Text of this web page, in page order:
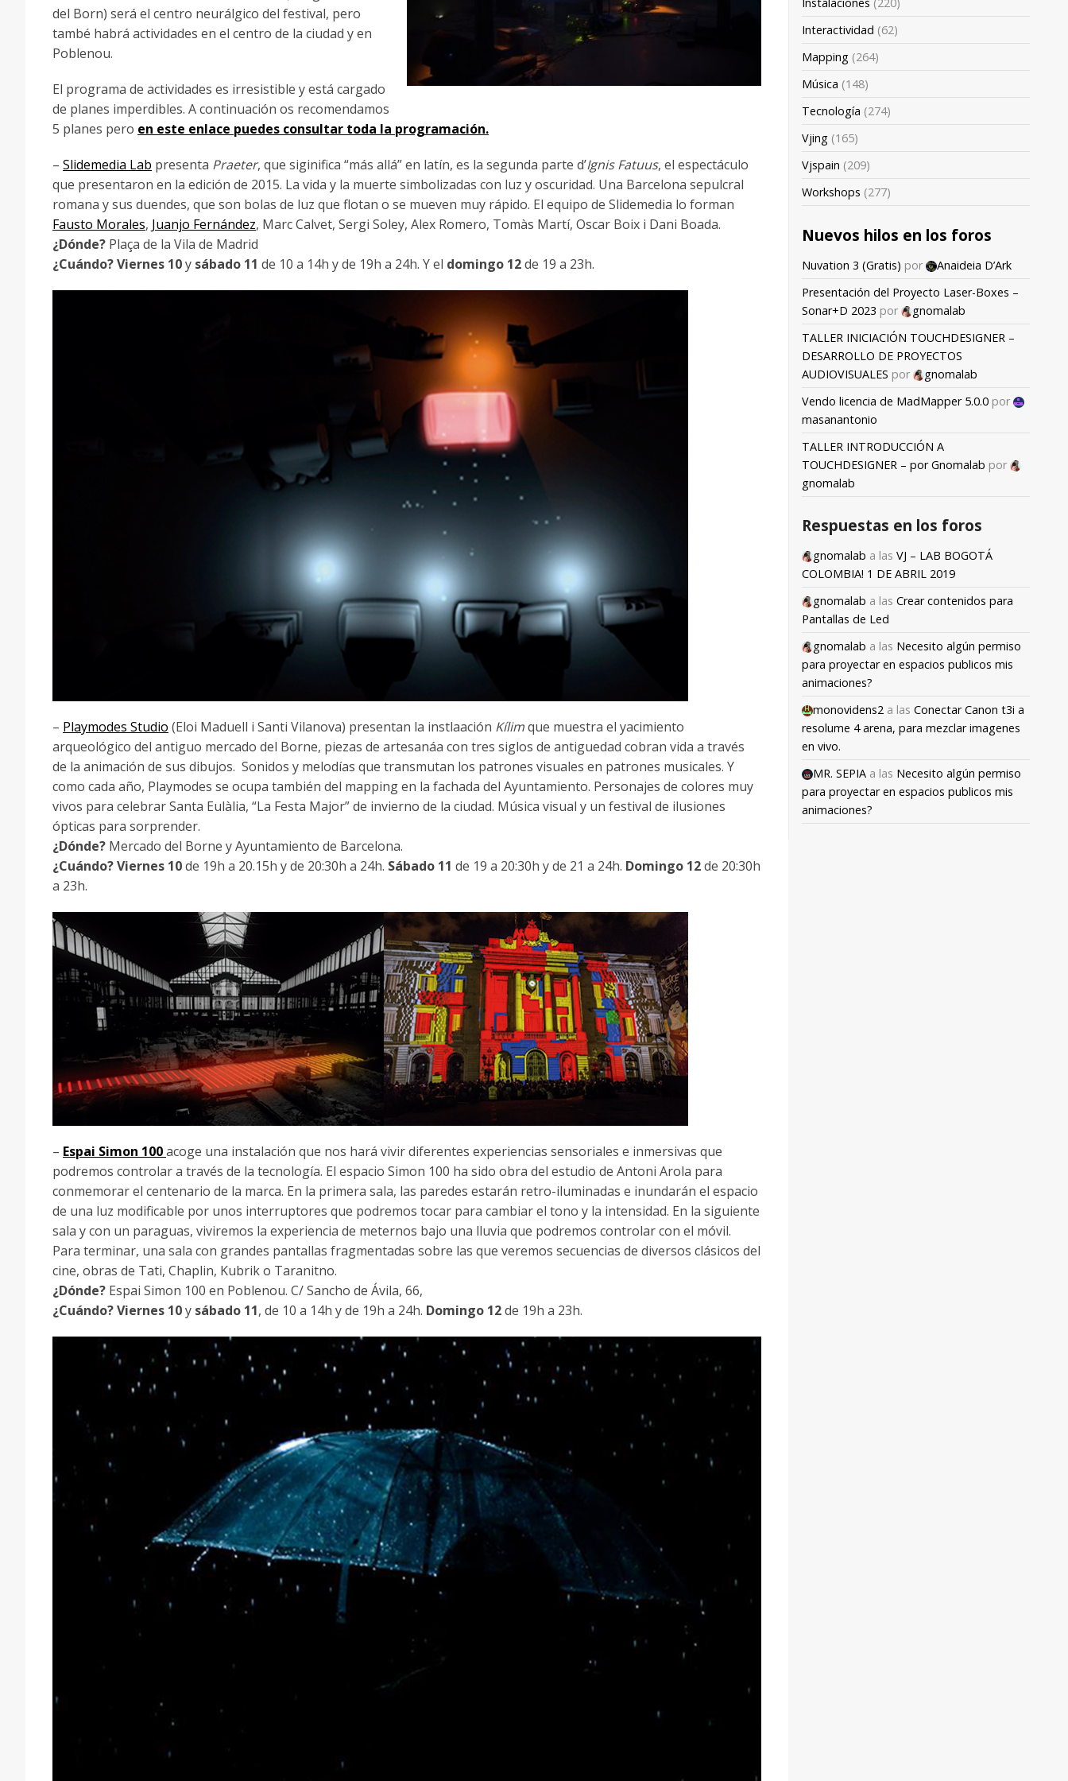
del Born) será el centro neurálgico del festival, pero
també habrá actividades en el centro de la ciudad y en
Poblenou.
El programa de actividades es irresistible y está cargado
de planes imperdibles. A continuación os recomendamos
5 planes pero en este enlace puedes consultar toda la programación.
– Slidemedia Lab presenta Praeter, que siginifica “más allá” en latín, es la segunda parte d’Ignis Fatuus, el espectáculo
que presentaron en la edición de 2015. La vida y la muerte simbolizadas con luz y oscuridad. Una Barcelona sepulcral
romana y sus duendes, que son bolas de luz que flotan o se mueven muy rápido. El equipo de Slidemedia lo forman
Fausto Morales, Juanjo Fernández, Marc Calvet, Sergi Soley, Alex Romero, Tomàs Martí, Oscar Boix i Dani Boada.
¿Dónde? Plaça de la Vila de Madrid
¿Cuándo?Viernes 10y sábado 11 de 10 a 14h y de 19h a 24h. Y el domingo 12de 19 a 23h.
– Playmodes Studio (Eloi Maduell i Santi Vilanova) presentan la instlaación Kílimque muestra el yacimiento
arqueológico del antiguo mercado del Borne, piezas de artesanáa con tres siglos de antiguedad cobran vida a través
de la animación de sus dibujos. Sonidos y melodías que transmutan los patrones visuales en patrones musicales. Y
como cada año, Playmodes se ocupa también del mapping en la fachada del Ayuntamiento. Personajes de colores muy
vivos para celebrar Santa Eulàlia, “La Festa Major” de invierno de la ciudad. Música visual y un festival de ilusiones
ópticas para sorprender.
¿Dónde? Mercado del Borne y Ayuntamiento de Barcelona.
¿Cuándo?Viernes 10de 19h a 20.15h y de 20:30h a 24h. Sábado 11 de 19 a 20:30h y de 21 a 24h. Domingo 12de 20:30h
a 23h.
– Espai Simon 100acoge una instalación que nos hará vivir diferentes experiencias sensoriales e inmersivas que
podremos controlar a través de la tecnología. El espacio Simon 100 ha sido obra del estudio de Antoni Arola para
conmemorar el centenario de la marca. En la primera sala, las paredes estarán retro-iluminadas e inundarán el espacio
de una luz modificable por unos interruptores que podremos tocar para cambiar el tono y la intensidad. En la siguiente
sala y con un paraguas, viviremos la experiencia de meternos bajo una lluvia que podremos controlar con el móvil.
Para terminar, una sala con grandes pantallas fragmentadas sobre las que veremos secuencias de diversos clásicos del
cine, obras de Tati, Chaplin, Kubrik o Taranitno.
¿Dónde? Espai Simon 100 en Poblenou. C/ Sancho de Ávila, 66,
¿Cuándo?Viernes 10y sábado 11, de 10 a 14h y de 19h a 24h. Domingo 12de 19h a 23h.
Instalaciones (220)
Interactividad (62)
Mapping (264)
Música (148)
Tecnología (274)
Vjing (165)
Vjspain (209)
Workshops (277)
Nuevos hilos en los foros
Nuvation 3 (Gratis) por
Anaideia D’Ark
Presentación del Proyecto Laser-Boxes –
Sonar+D 2023 por
gnomalab
TALLER INICIACIÓN TOUCHDESIGNER –
DESARROLLO DE PROYECTOS
AUDIOVISUALES por
gnomalab
Vendo licencia de MadMapper 5.0.0 por
masanantonio
TALLER INTRODUCCIÓN A
TOUCHDESIGNER – por Gnomalab por
gnomalab
Respuestas en los foros
gnomalab a las VJ – LAB BOGOTÁ
COLOMBIA! 1 DE ABRIL 2019
gnomalab a las Crear contenidos para
Pantallas de Led
gnomalab a las Necesito algún permiso
para proyectar en espacios publicos mis
animaciones?
monovidens2 a las Conectar Canon t3i a
resolume 4 arena, para mezclar imagenes
en vivo.
MR. SEPIA a las Necesito algún permiso
para proyectar en espacios publicos mis
animaciones?